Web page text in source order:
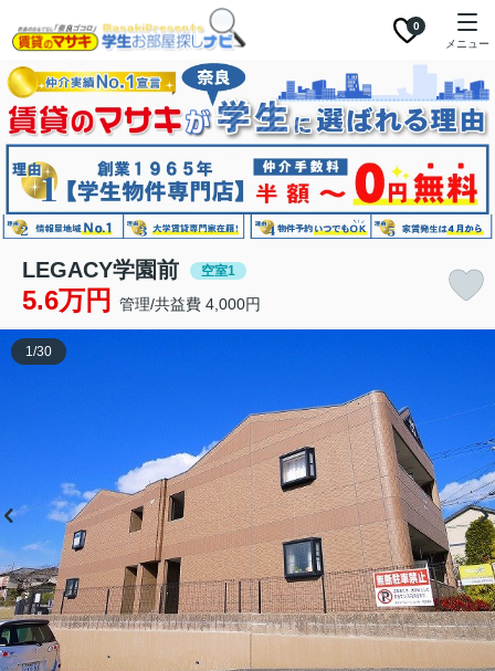
0
メニュー
LEGACY学園前 空室1
5.6万円 管理/共益費 4,000円
1/30